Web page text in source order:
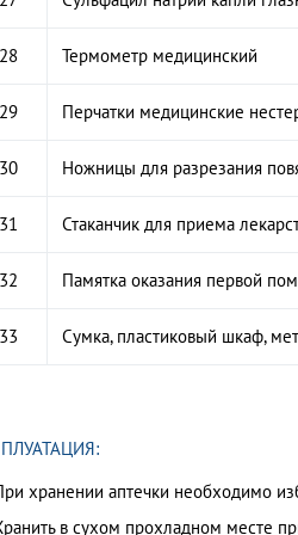
28 Термометр медицинский
29 Перчатки медицинские
30 Ножницы для разрезания
31 Стаканчик для приема
32 Памятка оказания первой
33 Сумка, пластиковый шкаф,
хранении аптечки необходимо
в сухом прохладном месте